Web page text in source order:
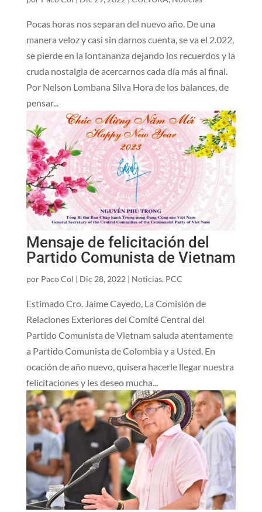
Pocas horas nos separan del nuevo año. De una
manera veloz y casi sin darnos cuenta, se va el 2.022,
se pierde en la lontananza dejando los recuerdos y la
cruda nostalgia de acercarnos cada día más al final.
Por Nelson Lombana Silva Hora de los balances, de
pensar...
Mensaje de felicitación del
Partido Comunista de Vietnam
por Paco Col | Dic 28, 2022 | Noticias, PCC
Estimado Cro. Jaime Cayedo, La Comisión de
Relaciones Exteriores del Comité Central del
Partido Comunista de Vietnam saluda atentamente
a Partido Comunista de Colombia y a Usted. En
ocación de año nuevo, quisera hacerle llegar nuestra
felicitaciones y les deseo mucha...